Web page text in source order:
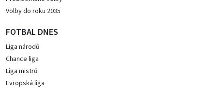
Volby do roku 2035
FOTBAL DNES
Liga národů
Chance liga
Liga mistrů
Evropská liga